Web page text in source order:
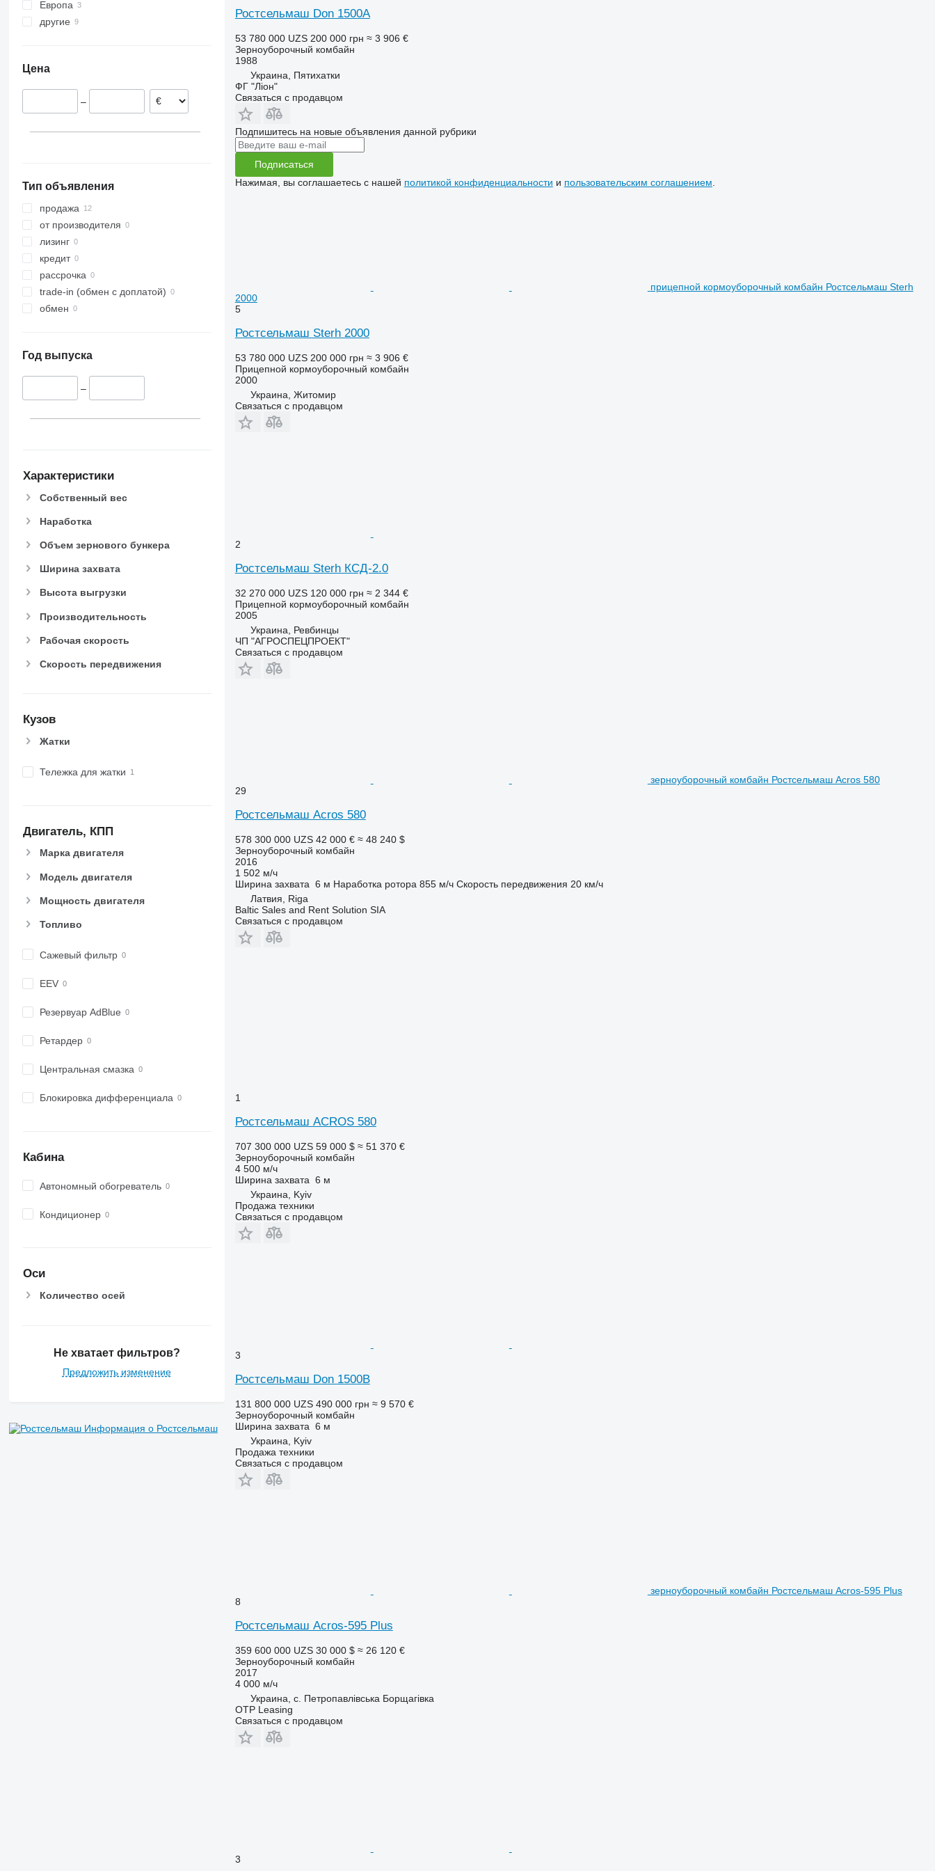
8240
8250
Axial-Flow
2256
2264
7750
8500
8600
9500
9560
9600
9610
9640
9650
9680
9770
9880
F-series
S-series
T-series
X-series
TX
W-series
Европа
Латвия
другие
Цена
–
Тип объявления
продажа
от производителя
лизинг
кредит
рассрочка
trade-in (обмен с доплатой)
обмен
Год выпуска
–
Характеристики
Собственный вес
Наработка
Объем зернового бункера
Ширина захвата
Высота выгрузки
Производительность
Рабочая скорость
Скорость передвижения
Кузов
Жатки
Тележка для жатки
Двигатель, КПП
Марка двигателя
Модель двигателя
Мощность двигателя
Топливо
Сажевый фильтр
EEV
Резервуар AdBlue
Ретардер
Центральная смазка
Блокировка дифференциала
Кабина
Автономный обогреватель
Кондиционер
Оси
Количество осей
Не хватает фильтров?
Предложить изменение
Информация о Ростсельмаш
Ростсельмаш Don 1500A
53 780 000 UZS 200 000 грн ≈ 3 906 €
Зерноуборочный комбайн
1988
Украина, Пятихатки
ФГ "Ліон"
Связаться с продавцом
Подпишитесь на новые объявления данной рубрики
Подписаться
Нажимая, вы соглашаетесь с нашей политикой конфиденциальности и пользовательским соглашением
прицепной кормоуборочный комбайн Ростсельмаш Sterh
2000
5
Ростсельмаш Sterh 2000
53 780 000 UZS 200 000 грн ≈ 3 906 €
Прицепной кормоуборочный комбайн
2000
Украина, Житомир
Связаться с продавцом
2
Ростсельмаш Sterh КСД-2.0
32 270 000 UZS 120 000 грн ≈ 2 344 €
Прицепной кормоуборочный комбайн
2005
Украина, Ревбинцы
ЧП "АГРОСПЕЦПРОЕКТ"
Связаться с продавцом
зерноуборочный комбайн Ростсельмаш Acros 580
29
Ростсельмаш Acros 580
578 300 000 UZS 42 000 € ≈ 48 240 $
Зерноуборочный комбайн
2016
1 502 м/ч
Ширина захвата 6 м Наработка ротора 855 м/ч Скорость передвижения 20 км/ч
Латвия, Riga
Baltic Sales and Rent Solution SIA
Связаться с продавцом
1
Ростсельмаш ACROS 580
707 300 000 UZS 59 000 $ ≈ 51 370 €
Зерноуборочный комбайн
4 500 м/ч
Ширина захвата 6 м
Украина, Kyiv
Продажа техники
Связаться с продавцом
3
Ростсельмаш Don 1500B
131 800 000 UZS 490 000 грн ≈ 9 570 €
Зерноуборочный комбайн
Ширина захвата 6 м
Украина, Kyiv
Продажа техники
Связаться с продавцом
зерноуборочный комбайн Ростсельмаш Acros-595 Plus
8
Ростсельмаш Acros-595 Plus
359 600 000 UZS 30 000 $ ≈ 26 120 €
Зерноуборочный комбайн
2017
4 000 м/ч
Украина, с. Петропавлівська Борщагівка
OTP Leasing
Связаться с продавцом
3